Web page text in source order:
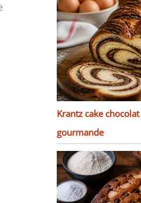
Krantz cake
gourmande